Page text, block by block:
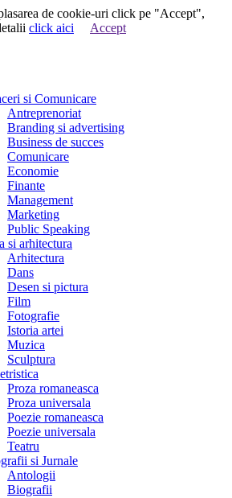
de cookie-uri click pe "Accept",
click aici Accept
si Comunicare
Antreprenoriat
Branding si advertising
Business de succes
Comunicare
Economie
Finante
Management
Marketing
Public Speaking
si arhitectura
Arhitectura
Dans
Desen si pictura
Film
Fotografie
Istoria artei
Muzica
Sculptura
Proza romaneasca
Proza universala
Poezie romaneasca
Poezie universala
Teatru
si Jurnale
Antologii
Biografii